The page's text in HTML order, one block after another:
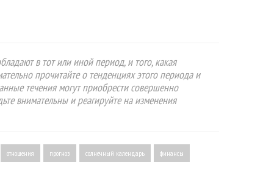
в тот или иной период, и того, какая
прочитайте о тенденциях этого периода и
течения могут приобрести совершенно
внимательны и реагируйте на изменения
отношения прогноз солнечный календарь финансы